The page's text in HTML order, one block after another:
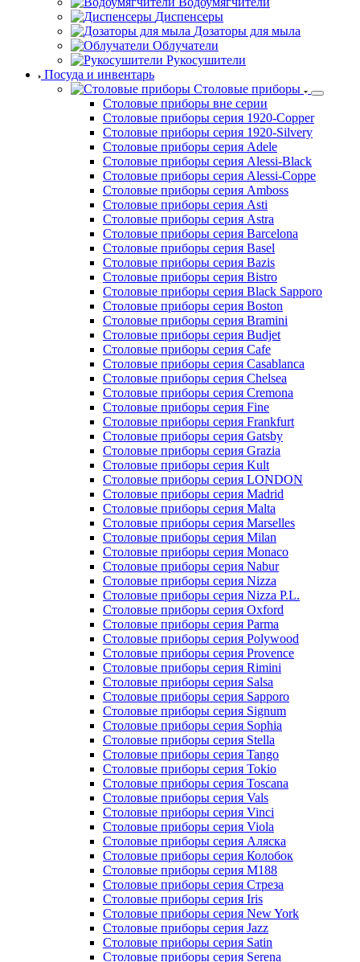
Диспенсеры
Дозаторы для мыла
Облучатели
Рукосушители
Посуда и инвентарь
Столовые приборы
Столовые приборы вне серии
Столовые приборы серия 1920-Copper
Столовые приборы серия 1920-Silvery
Столовые приборы серия Adele
Столовые приборы серия Alessi-Black
Столовые приборы серия Alessi-Coppe
Столовые приборы серия Amboss
Столовые приборы серия Asti
Столовые приборы серия Astra
Столовые приборы серия Barcelona
Столовые приборы серия Basel
Столовые приборы серия Bazis
Столовые приборы серия Bistro
Столовые приборы серия Black Sapporo
Столовые приборы серия Boston
Столовые приборы серия Bramini
Столовые приборы серия Budjet
Столовые приборы серия Cafe
Столовые приборы серия Casablanca
Столовые приборы серия Chelsea
Столовые приборы серия Cremona
Столовые приборы серия Fine
Столовые приборы серия Frankfurt
Столовые приборы серия Gatsby
Столовые приборы серия Grazia
Столовые приборы серия Kult
Столовые приборы серия LONDON
Столовые приборы серия Madrid
Столовые приборы серия Malta
Столовые приборы серия Marselles
Столовые приборы серия Milan
Столовые приборы серия Monaco
Столовые приборы серия Nabur
Столовые приборы серия Nizza
Столовые приборы серия Nizza P.L.
Столовые приборы серия Oxford
Столовые приборы серия Parma
Столовые приборы серия Polywood
Столовые приборы серия Provence
Столовые приборы серия Rimini
Столовые приборы серия Salsa
Столовые приборы серия Sapporo
Столовые приборы серия Signum
Столовые приборы серия Sophia
Столовые приборы серия Stella
Столовые приборы серия Tango
Столовые приборы серия Tokio
Столовые приборы серия Toscana
Столовые приборы серия Vals
Столовые приборы серия Vinci
Столовые приборы серия Viola
Столовые приборы серия Аляска
Столовые приборы серия Колобок
Столовые приборы серия М188
Столовые приборы серия Стреза
Столовые приборы серия Iris
Столовые приборы серия New York
Столовые приборы серия Jazz
Столовые приборы серия Satin
Столовые приборы серия Serena